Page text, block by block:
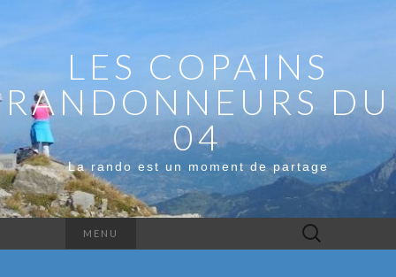
LES COPAINS
RANDONNEURS DU
04
La rando est un moment de partage
MENU Rechercher :